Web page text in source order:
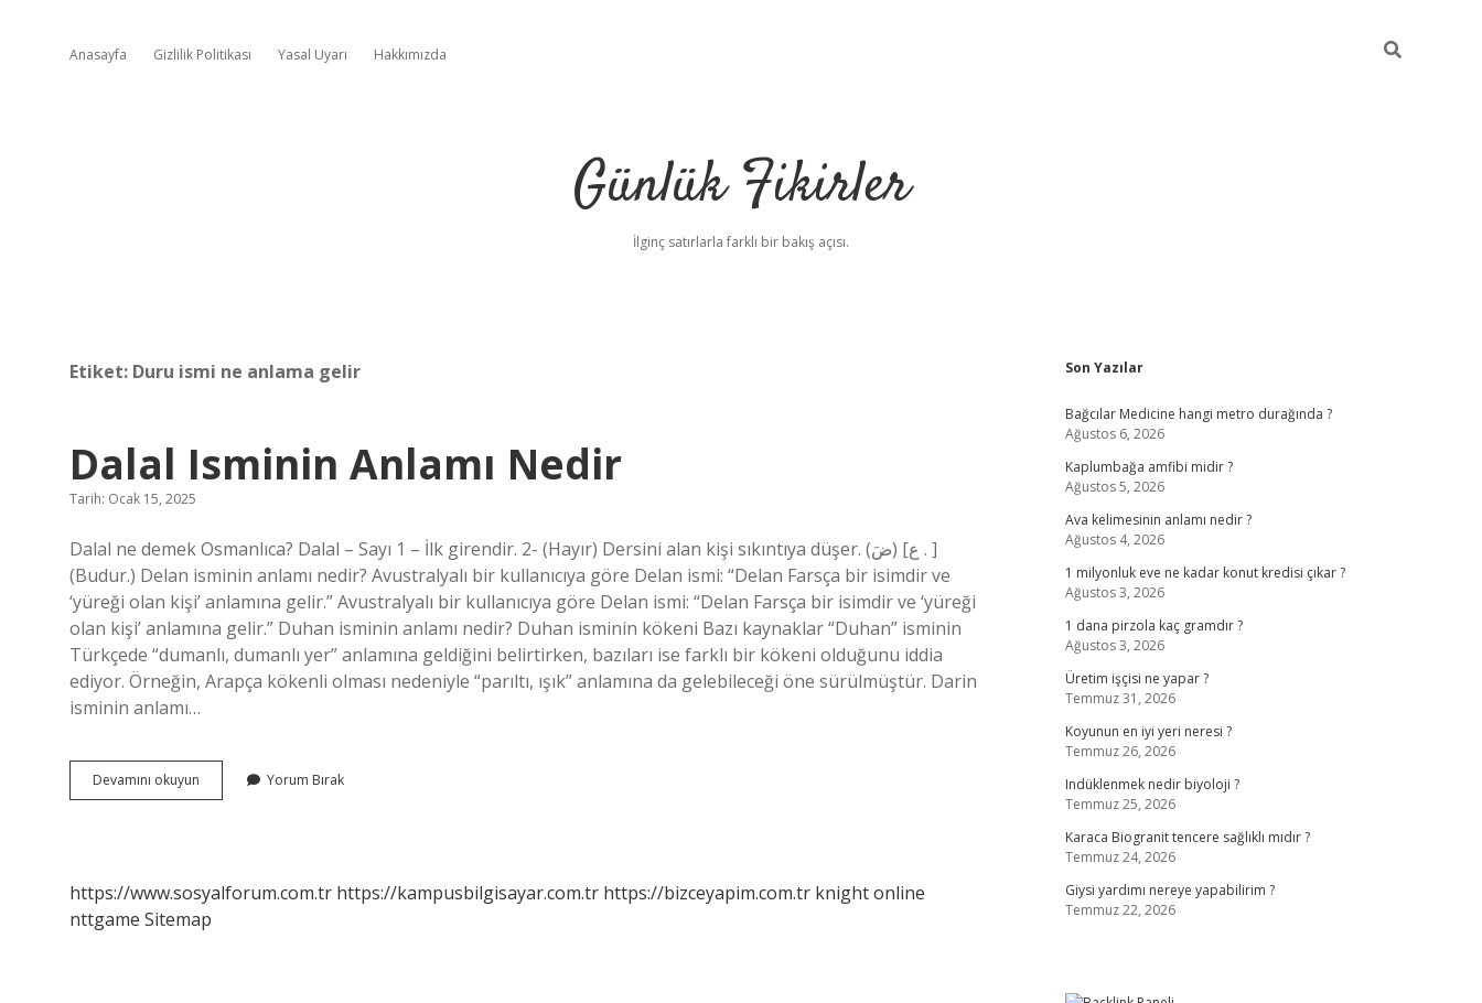
Anasayfa Gizlilik Politikası Yasal Uyarı Hakkımızda
Günlük Fikirler
İlginç satırlarla farklı bir bakış açısı.
Etiket: Duru ismi ne anlama gelir
Dalal Isminin Anlamı Nedir
Tarih: Ocak 15, 2025
Dalal ne demek Osmanlıca? Dalal – Sayı 1 – İlk girendir. 2- (Hayır) Dersini alan kişi sıkıntıya düşer. (ضَ) [ع . ]
(Budur.) Delan isminin anlamı nedir? Avustralyalı bir kullanıcıya göre Delan ismi: “Delan Farsça bir isimdir ve
‘yüreği olan kişi’ anlamına gelir.” Avustralyalı bir kullanıcıya göre Delan ismi: “Delan Farsça bir isimdir ve ‘yüreği
olan kişi’ anlamına gelir.” Duhan isminin anlamı nedir? Duhan isminin kökeni Bazı kaynaklar “Duhan” isminin
Türkçede “dumanlı, dumanlı yer” anlamına geldiğini belirtirken, bazıları ise farklı bir kökeni olduğunu iddia
ediyor. Örneğin, Arapça kökenli olması nedeniyle “parıltı, ışık” anlamına da gelebileceği öne sürülmüştür. Darin
isminin anlamı…
Devamını okuyun
Isminin
Yorum Bırak
https://www.sosyalforum.com.tr https://kampusbilgisayar.com.tr https://bizceyapim.com.tr knight online
nttgame Sitemap
Sidebar
Son Yazılar
Bağcılar Medicine hangi metro durağında ?
Ağustos 6, 2026
Kaplumbağa amfibi midir ?
Ağustos 5, 2026
Ava kelimesinin anlamı nedir ?
Ağustos 4, 2026
1 milyonluk eve ne kadar konut kredisi çıkar ?
Ağustos 3, 2026
1 dana pirzola kaç gramdır ?
Ağustos 3, 2026
Üretim işçisi ne yapar ?
Temmuz 31, 2026
Koyunun en iyi yeri neresi ?
Temmuz 26, 2026
Indüklenmek nedir biyoloji ?
Temmuz 25, 2026
Karaca Biogranit tencere sağlıklı mıdır ?
Temmuz 24, 2026
Giysi yardımı nereye yapabilirim ?
Temmuz 22, 2026